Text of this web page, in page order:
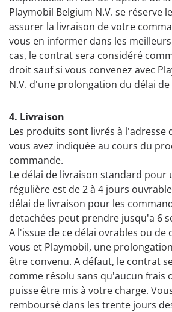
Playmobil Belgium N.V. se réserve
assurer la livraison de votre
vous en informer dans les
cas, le contrat sera considéré
droit sauf si vous convenez avec
N.V. d'une prolongation du délai
4. Livraison
Les produits sont livrés à l'adresse
vous avez indiquée au cours du
commande.
Le délai de livraison standard pour
régulière est de 2 à 4 jours
délai de livraison pour les
detachées peut prendre jusqu'a 6
A l'issue de ce délai ovrables ou de
vous et Playmobil, une
être convenu. A défaut, le contrat
comme résolu sans qu'aucun frais
puisse être mis à votre charge.
remboursé dans les trente jours